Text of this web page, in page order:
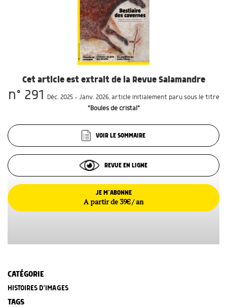
Cet article est extrait de la Revue Salamandre
n° 291 Déc. 2025 - Janv. 2026, article initialement paru sous le titre
"Boules de cristal"
VOIR LE SOMMAIRE
REVUE EN LIGNE
JE M’ABONNE
A partir de 39€ / an
CATÉGORIE
HISTOIRES D’IMAGES
TAGS